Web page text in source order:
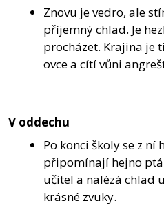
Znovu je vedro, ale
příjemný chlad. Je
procházet. Krajina je
ovce a cítí vůni
V oddechu
Po konci školy se z
připomínají hejno
učitel a nalézá chlad
krásné zvuky.